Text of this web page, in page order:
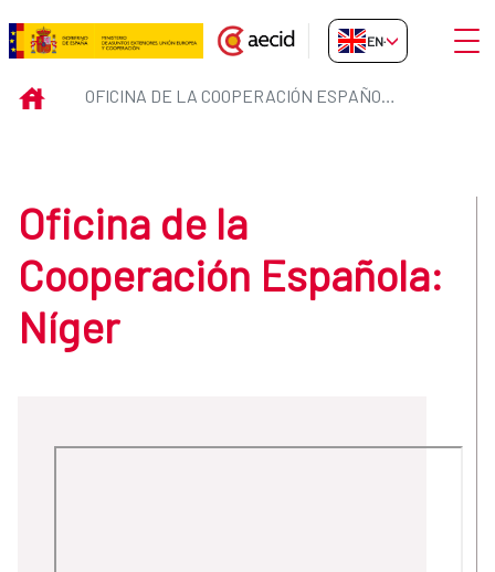
Skip to Main Content
Oficina de la Cooperación
EN-GB
INICIO OFICINA DE LA COOPERACIÓN ESPAÑOLA: NÍGER
Oficina de la
Cooperación Española:
Níger